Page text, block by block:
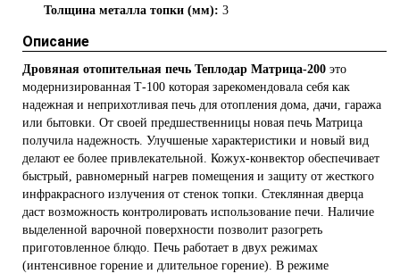
Толщина металла топки (мм): 3
Описание
Дровяная отопительная печь Теплодар Матрица-200 это
модернизированная Т-100 которая зарекомендовала себя как
надежная и неприхотливая печь для отопления дома, дачи, гаража
или бытовки. От своей предшественницы новая печь Матрица
получила надежность. Улучшеные характеристики и новый вид
делают ее более привлекательной. Кожух-конвектор обеспечивает
быстрый, равномерный нагрев помещения и защиту от жесткого
инфракрасного излучения от стенок топки. Стеклянная дверца
даст возможность контролировать использование печи. Наличие
выделенной варочной поверхности позволит разогреть
приготовленное блюдо. Печь работает в двух режимах
(интенсивное горение и длительное горение). В режиме